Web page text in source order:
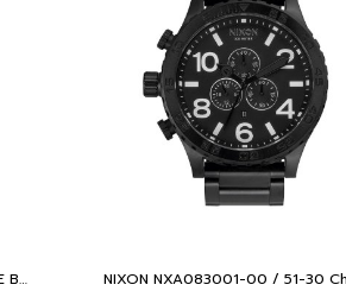
NIXON NIRVANA SENTRY WOBBLE BLUE SMILEY NXA14175367-00 นาฬิกาข้อมือ ผู้ชายและผู้หญิง